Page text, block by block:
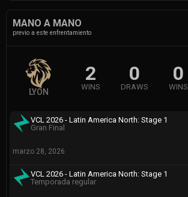
MANO A MANO
previo a este enfrentamiento
LYON
2
WINS
0
DRAWS
0
WINS
VCL 2026 - Latin America North: Stage 1
Gran Final
marzo 28, 2026
VCL 2026 - Latin America North: Stage 1
Temporada regular